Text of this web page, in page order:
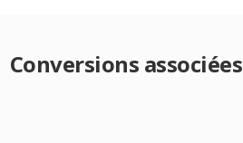
Conversions associées